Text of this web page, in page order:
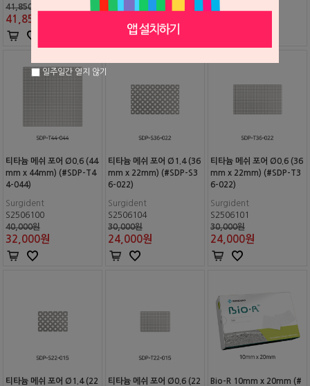
41,850원
41,850
100,000원
40,000원
티타늄 메쉬 포어 Ø0.6 (44
mm x 44mm) (#SDP-T4
4-044)
Surgident
S2506100
40,000원
32,000원
티타늄 메쉬 포어 Ø1.4 (36
mm x 22mm) (#SDP-S3
6-022)
Surgident
S2506104
30,000원
24,000원
티타늄 메쉬 포어 Ø0.6 (36
mm x 22mm) (#SDP-T3
6-022)
Surgident
S2506101
30,000원
24,000원
티타늄 메쉬 포어 Ø1.4 (22
티타늄 메쉬 포어 Ø0.6 (22
Bio-R 10mm x 20mm (#
일주일간 열지 않기